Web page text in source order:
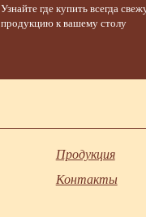
Узнайте где купить всегда
продукцию к вашему столу
Продукция
Контакты